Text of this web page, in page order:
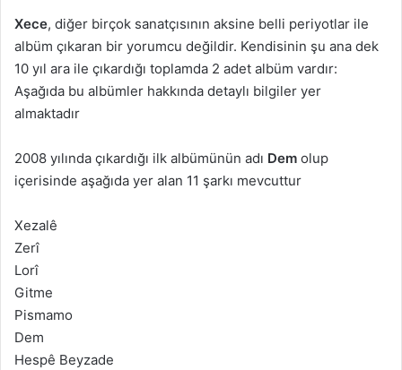
Xece, diğer birçok sanatçısının aksine belli periyotlar ile
albüm çıkaran bir yorumcu değildir. Kendisinin şu ana dek
10 yıl ara ile çıkardığı toplamda 2 adet albüm vardır:
Aşağıda bu albümler hakkında detaylı bilgiler yer
almaktadır
2008 yılında çıkardığı ilk albümünün adı Dem olup
içerisinde aşağıda yer alan 11 şarkı mevcuttur
Xezalê
Zerî
Lorî
Gitme
Pismamo
Dem
Hespê Beyzade